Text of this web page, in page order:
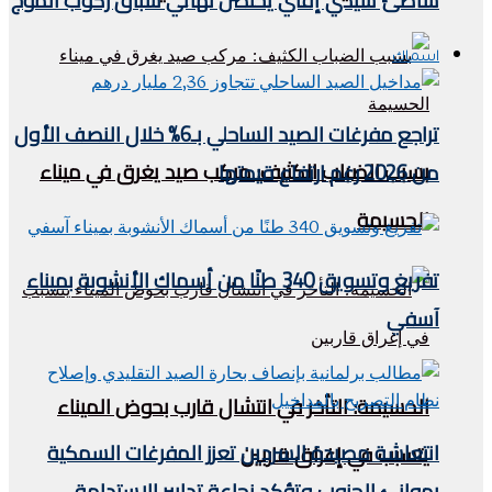
بسبب الضباب الكثيف: مركب صيد يغرق في ميناء
الحسيمة
الحسيمة: التأخر في انتشال قارب بحوض الميناء
يتسبب في إغراق قاربين
اسماك
تراجع مفرغات الصيد الساحلي بـ6% خلال النصف الأول
من 2026 رغم ارتفاع قيمتها
تفريغ وتسويق 340 طنًا من أسماك الأنشوبة بميناء
آسفي
انتعاشة مصيدة السردين تعزز المفرغات السمكية